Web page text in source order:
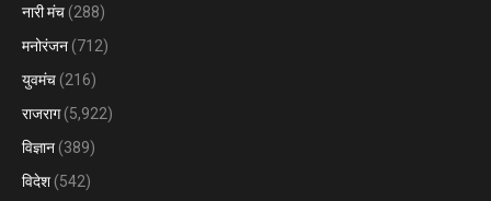
नारी मंच (288)
मनोरंजन (712)
युवमंच (216)
राजराग(5,922)
विज्ञान (389)
विदेश (542)